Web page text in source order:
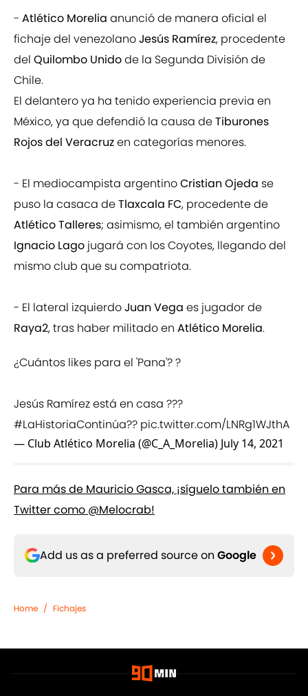
- Atlético Morelia anunció de manera oficial el
fichaje del venezolanoJesús Ramírez, procedente
del Quilombo Unidode la Segunda División de
Chile.
El delantero ya ha tenido experiencia previa en
México, ya que defendió la causa deTiburones
Rojos del Veracruzen categorías menores.
- El mediocampista argentinoCristian Ojeda se
puso la casaca deTlaxcala FC, procedente de
Atlético Talleres; asimismo, el también argentino
Ignacio Lago jugará con los Coyotes, llegando del
mismo club que su compatriota.
- El lateral izquierdoJuan Vega es jugador de
Raya2, tras haber militado en Atlético Morelia.
¿Cuántos likes para el 'Pana'? ?
Jesús Ramírez está en casa ???
#LaHistoriaContinúa?? pic.twitter.com/LNRg1WJthA
— Club Atlético Morelia (@C_A_Morelia) July 14, 2021
Para más de Mauricio Gasca, ¡síguelo también en
Twitter como @Melocrab!
Add us as a preferred source on Google
Home / Fichajes